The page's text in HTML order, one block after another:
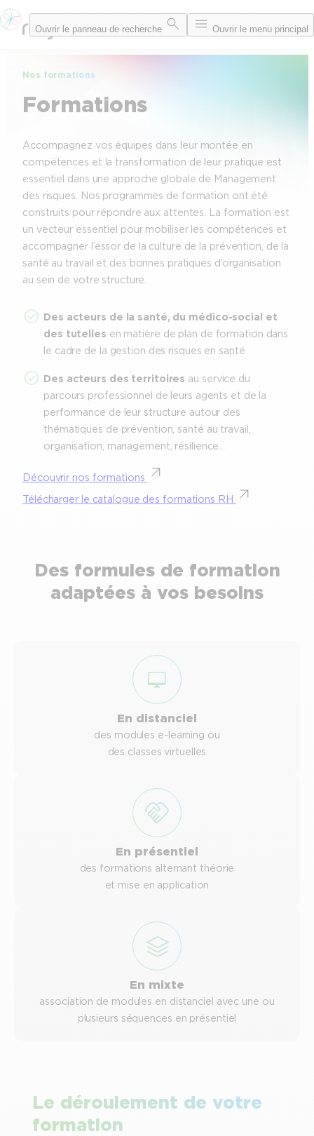
Aller
au
Ouvrir le panneau de recherche Ouvrir le menu principal
Nos formations
Formations
Accompagnez vos équipes dans leur montée en
compétences et la transformation de leur pratique est
essentiel dans une approche globale de Management
des risques. Nos programmes de formation ont été
construits pour répondre aux attentes. La formation est
un vecteur essentiel pour mobiliser les compétences et
accompagner l’essor de la culture de la prévention, de la
santé au travail et des bonnes pratiques d’organisation
au sein de votre structure.
Des acteurs de la santé, du médico-social et
des tutelles en matière de plan de formation dans
le cadre de la gestion des risques en santé
Des acteurs des territoires au service du
parcours professionnel de leurs agents et de la
performance de leur structure autour des
thématiques de prévention, santé au travail,
organisation, management, résilience…
Découvrir nos formations
Télécharger le catalogue des formations RH
Des formules de formation
adaptées à vos besoins
En distanciel
des modules e-learning ou
des classes virtuelles
En présentiel
des formations alternant théorie
et mise en application
En mixte
association de modules en distanciel avec une ou
plusieurs séquences en présentiel
Le déroulement de votre
formation